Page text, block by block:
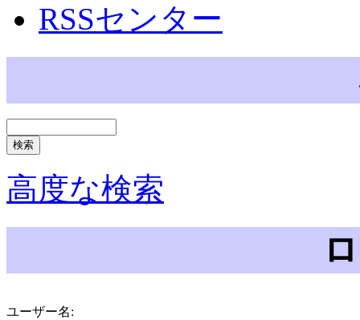
RSSセンター
高度な検索
ユーザー名: